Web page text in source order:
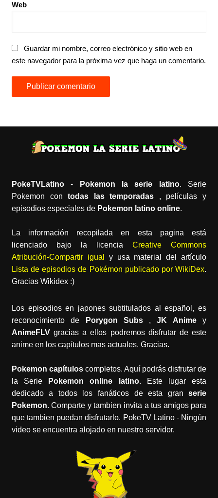
Web
Guardar mi nombre, correo electrónico y sitio web en
este navegador para la próxima vez que haga un comentario.
PokeTVLatino- Pokemon la serie latino. Serie
Pokemon contodas las temporadas , películas y
episodios especiales de Pokemon latino online.
La información recopilada en esta pagina está
licenciado bajo la licenciaCreative Commons
Atribución-Compartir igual
y usa material del artículo
Lista de episodios de Pokémon publicado por WikiDex.
Gracias Wikidex :)
Los episodios en japones subtitulados al español, es
reconocimiento de
Porygon Subs,JK Animey
AnimeFLVgracias a ellos podremos disfrutar de este
anime en los capítulos mas actuales. Gracias.
Pokemon capítuloscompletos. Aquí podrás disfrutar de
la Serie
Pokemon online latino. Este lugar esta
dedicado a todos los fanáticos de esta granserie
Pokemon. Comparte y tambien invita a tus amigos para
que tambien puedan disfrutarlo. PokeTV Latino - Ningún
video se encuentra alojado en nuestro servidor.